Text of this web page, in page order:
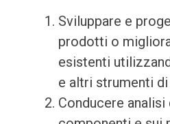
Sviluppare e
prodotti o
esistenti
e altri strumenti
Conducere